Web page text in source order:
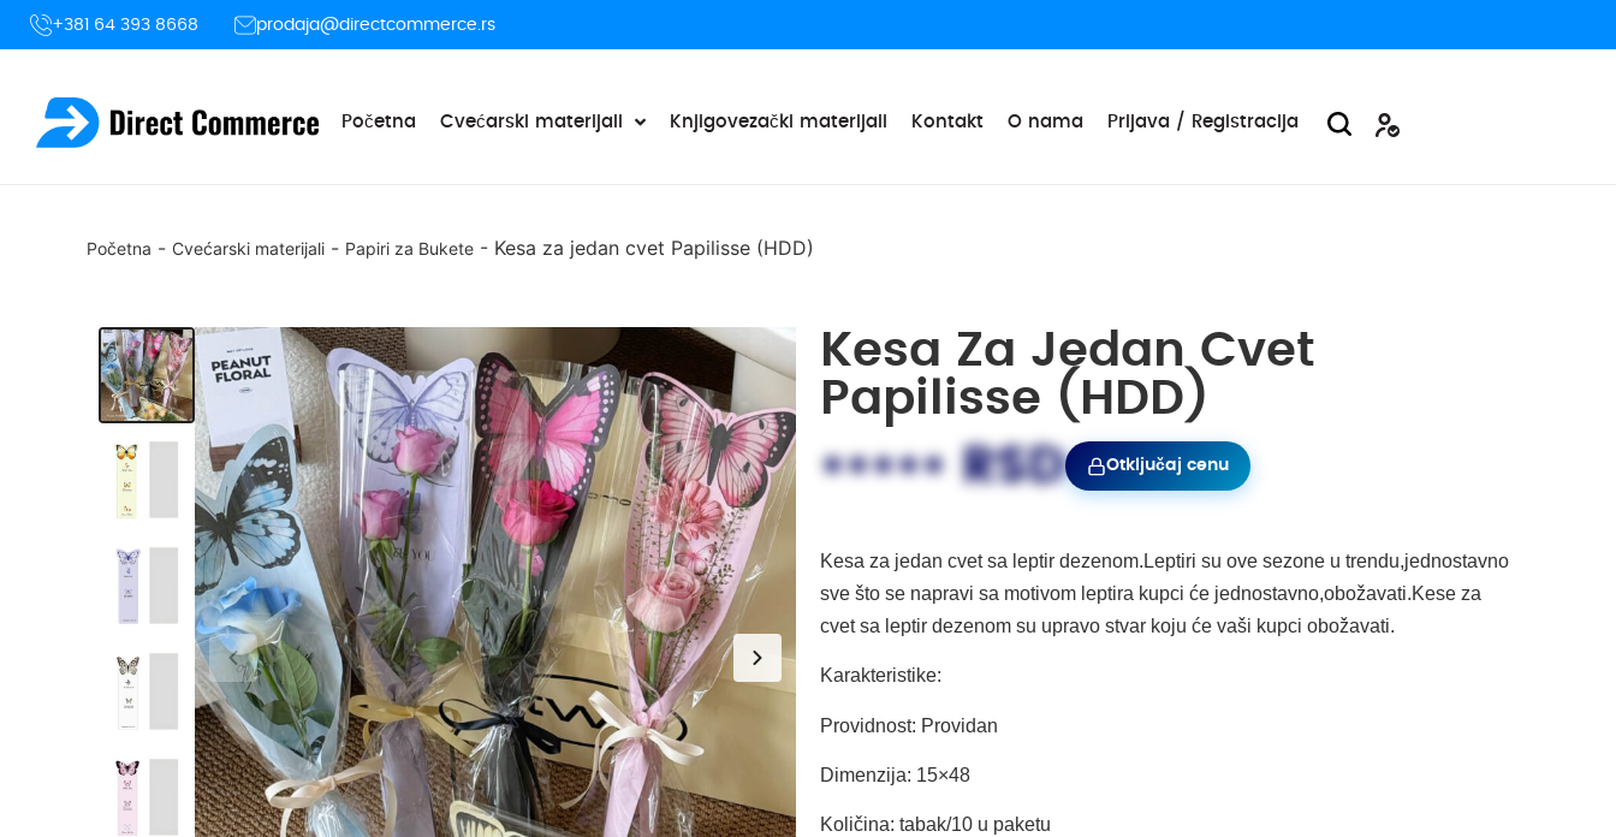
+381 64 393 8668 prodaja@directcommerce.rs
Početna Cvećarski materijali Knjigovezački materijali Kontakt O nama Prijava / Registracija
Početna - Cvećarski materijali - Papiri za Bukete - Kesa za jedan cvet Papilisse (HDD)
Kesa Za Jedan Cvet
Papilisse (HDD)
••••• RSD Otključaj cenu
Kesa za jedan cvet sa leptir dezenom.Leptiri su ove sezone u trendu,jednostavno
sve što se napravi sa motivom leptira kupci će jednostavno,obožavati.Kese za
cvet sa leptir dezenom su upravo stvar koju će vaši kupci obožavati.
Karakteristike:
Providnost: Providan
Dimenzija: 15×48
Količina: tabak/10 u paketu